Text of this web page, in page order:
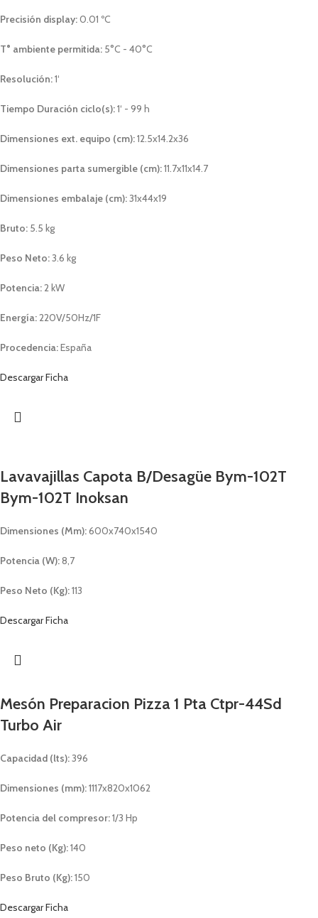
Precisión display:0.01 ºC
T° ambiente permitida: 5°C - 40°C
Resolución:1‘
Tiempo Duración ciclo(s):1‘ - 99 h
Dimensiones ext. equipo (cm):12.5x14.2x36
Dimensiones parta sumergible (cm):11.7x11x14.7
Dimensiones embalaje (cm):31x44x19
Bruto: 5.5 kg
Peso Neto:3.6 kg
Potencia:2 kW
Energía:220V/50Hz/1F
Procedencia:España
Descargar Ficha
Lavavajillas Capota B/Desagüe Bym-102T
Bym-102T Inoksan
Dimensiones (Mm):600x740x1540
Potencia (W):8,7
Peso Neto (Kg):113
Descargar Ficha
Mesón Preparacion Pizza 1 Pta Ctpr-44Sd
Turbo Air
Capacidad (lts):396
Dimensiones (mm):1117x820x1062
Potencia del compresor:1/3 Hp
Peso neto (Kg):140
Peso Bruto (Kg):150
Descargar Ficha